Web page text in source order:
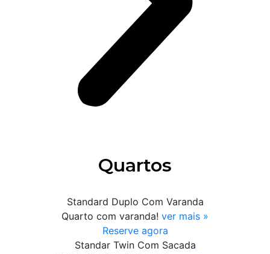
Quartos
Standard Duplo Com Varanda
Quarto com varanda! ver mais »
Reserve agora
Standar Twin Com Sacada